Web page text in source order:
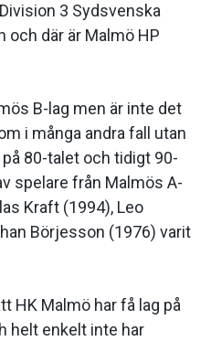
3 Sydsvenska
och där är Malmö HP
B-lag men är inte det
i många andra fall utan
80-talet och tidigt 90-
spelare från Malmös A-
Kraft (1994), Leo
Börjesson (1976) varit
HK Malmö har få lag på
helt enkelt inte har